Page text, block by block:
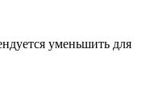
уменьшить для